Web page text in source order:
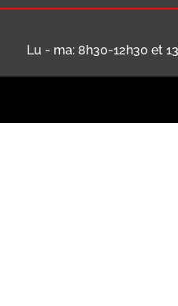
Lu - ma: 8h30-12h30 et